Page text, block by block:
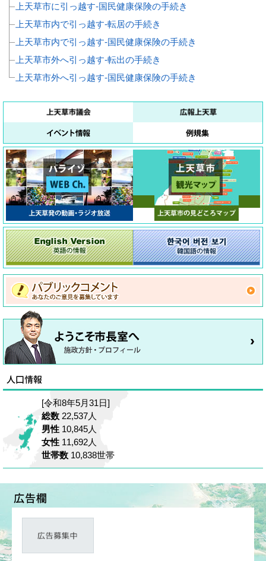
上天草市に引っ越す‐国民健康保険の手続き
上天草市内で引っ越す‐転居の手続き
上天草市内で引っ越す‐国民健康保険の手続き
上天草市外へ引っ越す‐転出の手続き
上天草市外へ引っ越す‐国民健康保険の手続き
[令和8年5月31日]
総数 22,537人
男性 10,845人
女性 11,692人
世帯数 10,838世帯